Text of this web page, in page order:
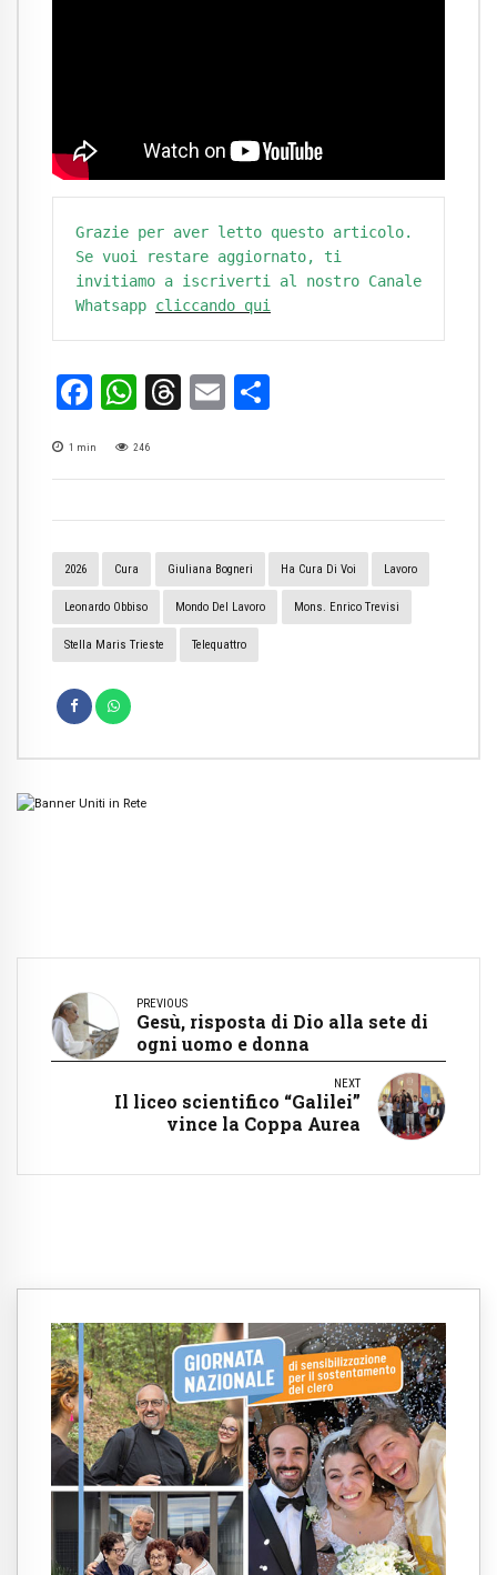
Grazie per aver letto questo articolo.
Se vuoi restare aggiornato, ti
invitiamo a iscriverti al nostro Canale
Whatsapp cliccando qui
Facebook
WhatsApp
Threads
Email
1 min 246
2026 Cura Giuliana Bogneri Ha Cura Di Voi Lavoro
Leonardo Obbiso Mondo Del Lavoro Mons. Enrico Trevisi
Stella Maris Trieste Telequattro
PREVIOUS
Gesù, risposta di Dio alla sete di
ogni uomo e donna
NEXT
Il liceo scientifico “Galilei”
vince la Coppa Aurea